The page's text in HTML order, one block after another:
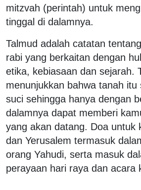
mitzvah (perintah) untuk
tinggal di dalamnya.
Talmud adalah catatan
rabi yang berkaitan dengan
etika, kebiasaan dan sejarah.
menunjukkan bahwa tanah itu
suci sehingga hanya dengan
dalamnya dapat memberi
yang akan datang. Doa untuk
dan Yerusalem termasuk
orang Yahudi, serta masuk
perayaan hari raya dan acara